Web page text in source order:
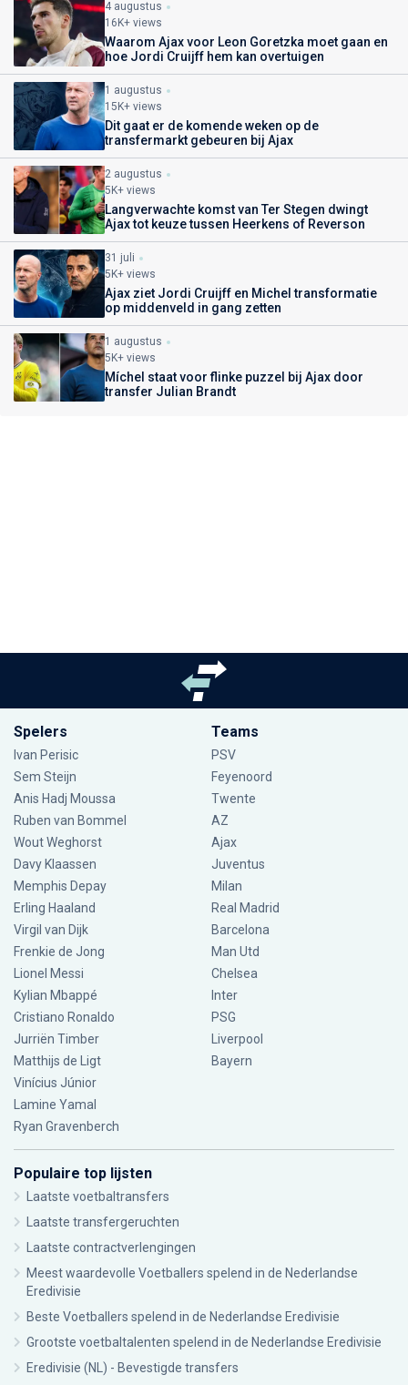
4 augustus
16K+ views
Waarom Ajax voor Leon Goretzka moet gaan en
hoe Jordi Cruijff hem kan overtuigen
1 augustus
15K+ views
Dit gaat er de komende weken op de
transfermarkt gebeuren bij Ajax
2 augustus
5K+ views
Langverwachte komst van Ter Stegen dwingt
Ajax tot keuze tussen Heerkens of Reverson
31 juli
5K+ views
Ajax ziet Jordi Cruijff en Michel transformatie
op middenveld in gang zetten
1 augustus
5K+ views
Míchel staat voor flinke puzzel bij Ajax door
transfer Julian Brandt
Spelers
Ivan Perisic
Sem Steijn
Anis Hadj Moussa
Ruben van Bommel
Wout Weghorst
Davy Klaassen
Memphis Depay
Erling Haaland
Virgil van Dijk
Frenkie de Jong
Lionel Messi
Kylian Mbappé
Cristiano Ronaldo
Jurriën Timber
Matthijs de Ligt
Vinícius Júnior
Lamine Yamal
Ryan Gravenberch
Teams
PSV
Feyenoord
Twente
AZ
Ajax
Juventus
Milan
Real Madrid
Barcelona
Man Utd
Chelsea
Inter
PSG
Liverpool
Bayern
Populaire top lijsten
Laatste voetbaltransfers
Laatste transfergeruchten
Laatste contractverlengingen
Meest waardevolle Voetballers spelend in de Nederlandse
Eredivisie
Beste Voetballers spelend in de Nederlandse Eredivisie
Grootste voetbaltalenten spelend in de Nederlandse Eredivisie
Eredivisie (NL) - Bevestigde transfers